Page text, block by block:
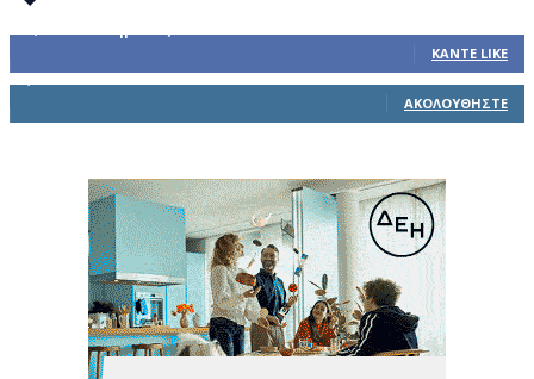
ΚΆΝΤΕ LIKE
ΑΚΟΛΟΥΘΉΣΤΕ